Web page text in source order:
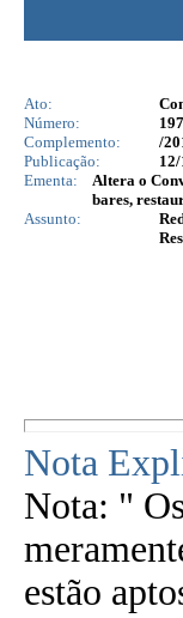
Ato:
Número:
197
Complemento:
/
Publicação:
Ementa:
Altera o
bares,
Assunto:
Nota
Nota: "
estão